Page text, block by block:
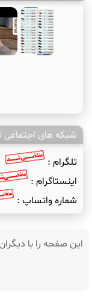
شبکه های اجتماعی
تلگرام :
اینستاگرام :
شماره واتساپ :
این صفحه را با